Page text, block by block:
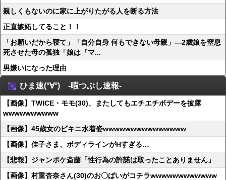
親しくもないのに家に上がりたがる人を断る方法
正直嫉妬してること！！
「お願いだから寝て」「自分自身 何もできない母親」―2歳娘を窒息
死させた母の孤独「娘は『マ...
男嫌いになった理由
ひま速(°∀°) -暇つぶし速報-
【画像】TWICE・モモ(30)、またしてもエチエチボデーを披露
wwwwwwwwww
【画像】45歳女のビキニ水着姿wwwwwwwwwwwwwww
【画像】佳子さま、ボディラインがHすぎる…
【悲報】ジャンポケ斎藤「性行為の許諾は取ったことありません」
【画像】村重杏奈さん(30)のお〇ぱいがコチラwwwwwwwwwwww